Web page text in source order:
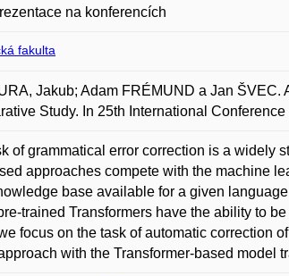
na konferencích
fakulta
Jakub; Adam FRÉMUND a Jan ŠVEC.
Study. In 25th International
of grammatical error correction is a widely
approaches compete with the machine
base available for a given
trained Transformers have the ability to
focus on the task of automatic correction
with the Transformer-based model